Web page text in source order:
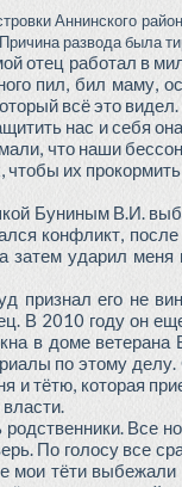
Аннинского
развода была
отец работал в
пил, бил маму,
всё это видел.
нас и себя
что наши
их
Буниным В.И.
конфликт,
затем ударил
признал его не
В 2010 году он
в доме
по этому
и тётю, которая
родственники.
По голосу все
мои тёти